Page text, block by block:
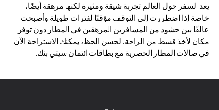
يعد السفر حول العالم تجربة شيقة ومثيرة لكنها مرهقة أيضًا،
خاصة إذا اضطررت إلى التوقف مؤقتًا لفترات طويلة وأصبحت
عالقًا بين حشود من المسافرين المرهقين في المطار دون توفر
مكان لأخذ قسط من الراحة. لحسن الحظ، يمكنك الاستراحة الآن
في صالات المطار الحصرية مع بطاقات ائتمان سيتي بنك.